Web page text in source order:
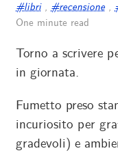
#libri,#recensione ,
One minute read
Torno a scrivere
in giornata.
Fumetto preso
incuriosito per
gradevoli) e